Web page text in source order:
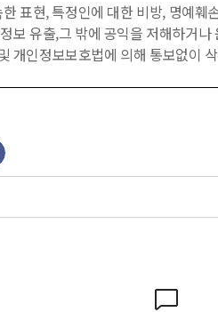
표현, 특정인에 대한 비방, 명예훼
보 유출,그 밖에 공익을 저해하거나
개인정보보호법에 의해 통보없이